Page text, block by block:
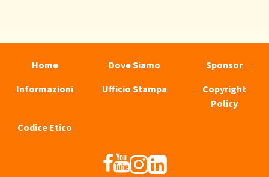
Home Dove Siamo
Sponsor
Informazioni
Ufficio Stampa
Copyright
Policy
Codice Etico